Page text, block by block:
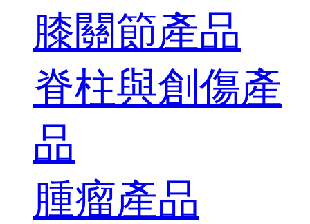
膝關節產品
脊柱與創傷產
品
腫瘤產品